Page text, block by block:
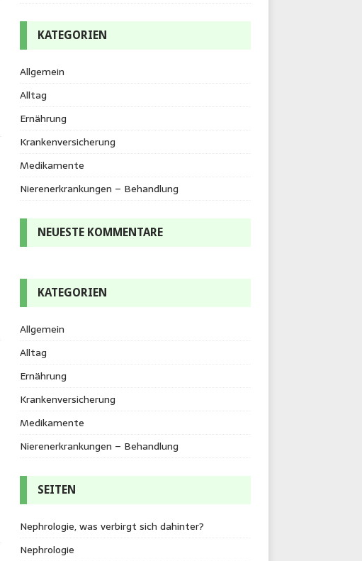
KATEGORIEN
Allgemein
Alltag
Ernährung
Krankenversicherung
Medikamente
Nierenerkrankungen – Behandlung
NEUESTE KOMMENTARE
KATEGORIEN
Allgemein
Alltag
Ernährung
Krankenversicherung
Medikamente
Nierenerkrankungen – Behandlung
SEITEN
Nephrologie, was verbirgt sich dahinter?
Nephrologie